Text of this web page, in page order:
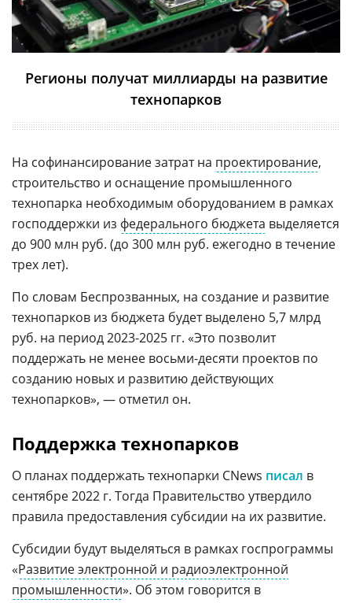
Регионы получат миллиарды на развитие
технопарков
На софинансирование затрат на проектирование,
строительство и оснащение промышленного
технопарка необходимым оборудованием в рамках
господдержки из федерального бюджета выделяется
до 900 млн руб. (до 300 млн руб. ежегодно в течение
трех лет).
По словам Беспрозванных, на создание и развитие
технопарков из бюджета будет выделено 5,7 млрд
руб. на период 2023-2025 гг. «Это позволит
поддержать не менее восьми-десяти проектов по
созданию новых и развитию действующих
технопарков», — отметил он.
Поддержка технопарков
О планах поддержать технопарки CNews писал в
сентябре 2022 г. Тогда Правительство утвердило
правила предоставления субсидии на их развитие.
Субсидии будут выделяться в рамках госпрограммы
«Развитие электронной и радиоэлектронной
промышленности». Об этом говорится в